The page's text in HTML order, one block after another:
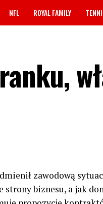
NFL ROYAL FAMILY
zawodową
strony biznesu, a jak